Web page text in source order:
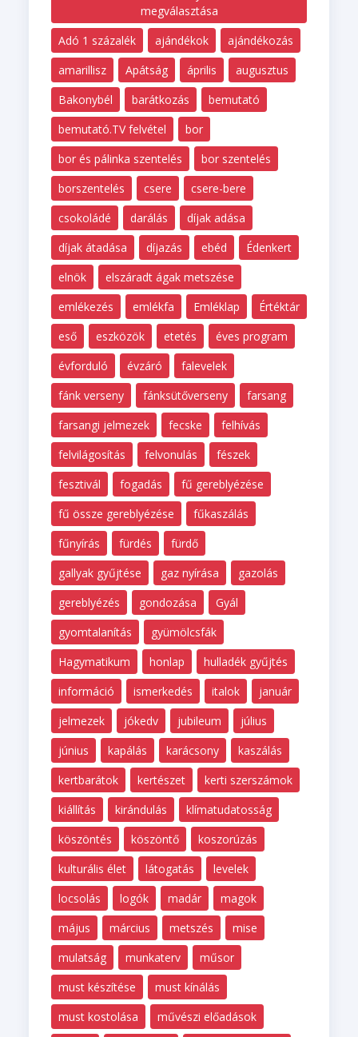
megválasztása
Adó 1 százalék
ajándékok
ajándékozás
amarillisz
Apátság április
augusztus
Bakonybél
barátkozás
bemutató
bemutató.TV felvétel
bor
bor és pálinka szentelés
bor szentelés
borszentelés
csere
csere-bere
csokoládé
darálás
díjak adása
díjak átadása
díjazás ebéd
Édenkert
elnök
elszáradt ágak metszése
emlékezés
emlékfa Emléklap
Értéktár
eső
eszközök etetés
éves program
évforduló
évzáró
falevelek
fánk verseny
fánksütőverseny
farsang
farsangi jelmezek
fecske
felhívás
felvilágosítás
felvonulás
fészek
fesztivál
fogadás
fű gereblyézése
fű össze gereblyézése
fűkaszálás
fűnyírás
fürdés
fürdő
gallyak gyűjtése
gaz nyírása
gazolás
gereblyézés
gondozása
Gyál
gyomtalanítás
gyümölcsfák
Hagymatikum
honlap
hulladék gyűjtés
információ
ismerkedés italok
január
jelmezek
jókedv jubileum
július
június
kapálás karácsony
kaszálás
kertbarátok
kertészet
kerti szerszámok
kiállítás
kirándulás
klímatudatosság
köszöntés
köszöntő
koszorúzás
kulturális élet
látogatás
levelek
locsolás
logók madár
magok
május
március metszés
mise
mulatság
munkaterv
műsor
must készítése
must kínálás
must kostolása
művészi előadások